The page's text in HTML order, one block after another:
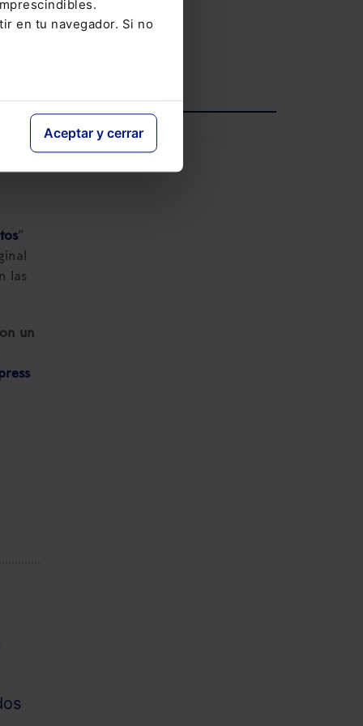
en tu navegador. Si no
Aceptar y cerrar
”
las
un
V Congreso AECEM
12-05-2026
INFORMACIÓN